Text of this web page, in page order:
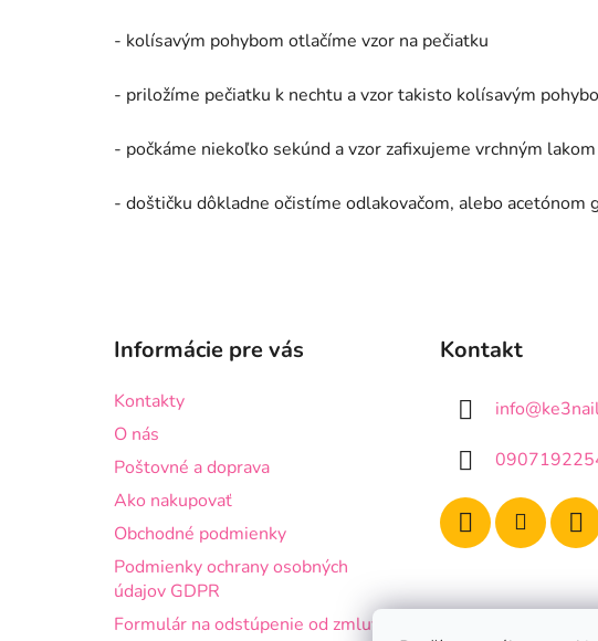
- kolísavým pohybom otlačíme vzor na pečiatku
- priložíme pečiatku k nechtu a vzor takisto kolísavým
- počkáme niekoľko sekúnd a vzor zafixujeme vrchným
- doštičku dôkladne očistíme odlakovačom, alebo acetónom
Informácie pre vás
Kontakty
O nás
Poštovné a doprava
Ako nakupovať
Obchodné podmienky
Podmienky ochrany osobných
údajov GDPR
Formulár na odstúpenie od zmluvy
Kontakt
info@